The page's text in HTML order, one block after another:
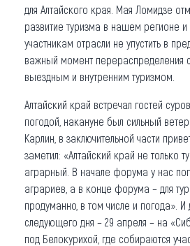
для Алтайского края. Мая Ломидзе
развитие туризма в нашем регионе
участникам отрасли не упустить в
важный момент перераспределения
выездным и внутренним туризмом.
Алтайский край встречал гостей
погодой, накануне был сильный
Карлин, в заключительной части
заметил: «Алтайский край не только
аграрный. В начале форума у нас
аграриев, а в конце форума – для
продуманно, в том числе и погода». И
следующего дня – 29 апреля – на
под Белокурихой, где собираются